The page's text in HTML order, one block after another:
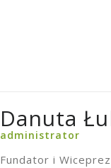
Danuta
administrator
Fundator i